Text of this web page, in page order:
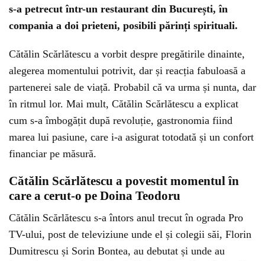
s-a petrecut într-un restaurant din București, în
compania a doi prieteni, posibili părinți spirituali.
Cătălin Scărlătescu a vorbit despre pregătirile dinainte,
alegerea momentului potrivit, dar și reacția fabuloasă a
partenerei sale de viață. Probabil că va urma și nunta, dar
în ritmul lor. Mai mult, Cătălin Scărlătescu a explicat
cum s-a îmbogățit după revoluție, gastronomia fiind
marea lui pasiune, care i-a asigurat totodată și un confort
financiar pe măsură.
Cătălin Scărlătescu a povestit momentul în
care a cerut-o pe Doina Teodoru
Cătălin Scărlătescu s-a întors anul trecut în ograda Pro
TV-ului, post de televiziune unde el și colegii săi, Florin
Dumitrescu și Sorin Bontea, au debutat și unde au